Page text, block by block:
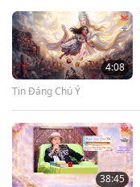
4:08
Tin Đáng Chú Ý
38:45